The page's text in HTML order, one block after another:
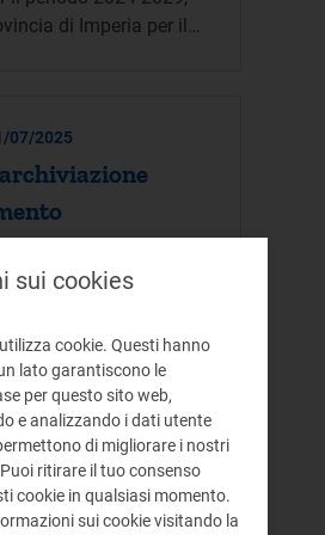
di Imperia per il…
07/2025
nei
gestore del
prescrittivo
dispone la
di un
avviato nei
sui cookies
cookie. Questi hanno
lato garantiscono le
per questo sito web,
e analizzando i dati utente
di migliorare i nostri
ritirare il tuo consenso
cookie in qualsiasi momento.
sui cookie visitando la